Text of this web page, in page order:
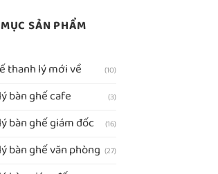
SẢN PHẨM
thanh lý mới về (10)
bàn ghế cafe (3)
bàn ghế giám đốc (16)
bàn ghế văn phòng (27)